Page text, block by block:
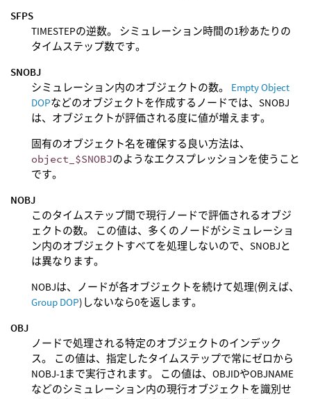
SFPS
TIMESTEPの逆数。 シミュレーション時間の1秒あたりの
タイムステップ数です。
SNOBJ
シミュレーション内のオブジェクトの数。 Empty Object
DOPなどのオブジェクトを作成するノードでは、SNOBJ
は、オブジェクトが評価される度に値が増えます。
固有のオブジェクト名を確保する良い方法は、
object_$SNOBJのようなエクスプレッションを使うこと
です。
NOBJ
このタイムステップ間で現行ノードで評価されるオブジ
ェクトの数。 この値は、多くのノードがシミュレーショ
ン内のオブジェクトすべてを処理しないので、SNOBJと
は異なります。
NOBJは、ノードが各オブジェクトを続けて処理(例えば、
Group DOP)しないなら0を返します。
OBJ
ノードで処理される特定のオブジェクトのインデック
ス。 この値は、指定したタイムステップで常にゼロから
NOBJ-1まで実行されます。 この値は、OBJIDやOBJNAME
などのシミュレーション内の現行オブジェクトを識別せ